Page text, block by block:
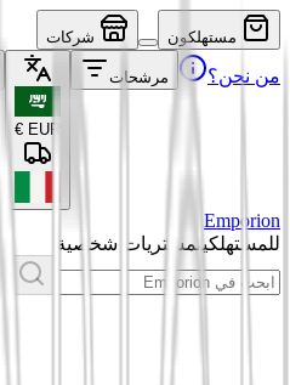
مستهلكون شركات
من نحن؟ مرشحات
EUR
€
Emporion
للمستهلكينمشتريات شخصية